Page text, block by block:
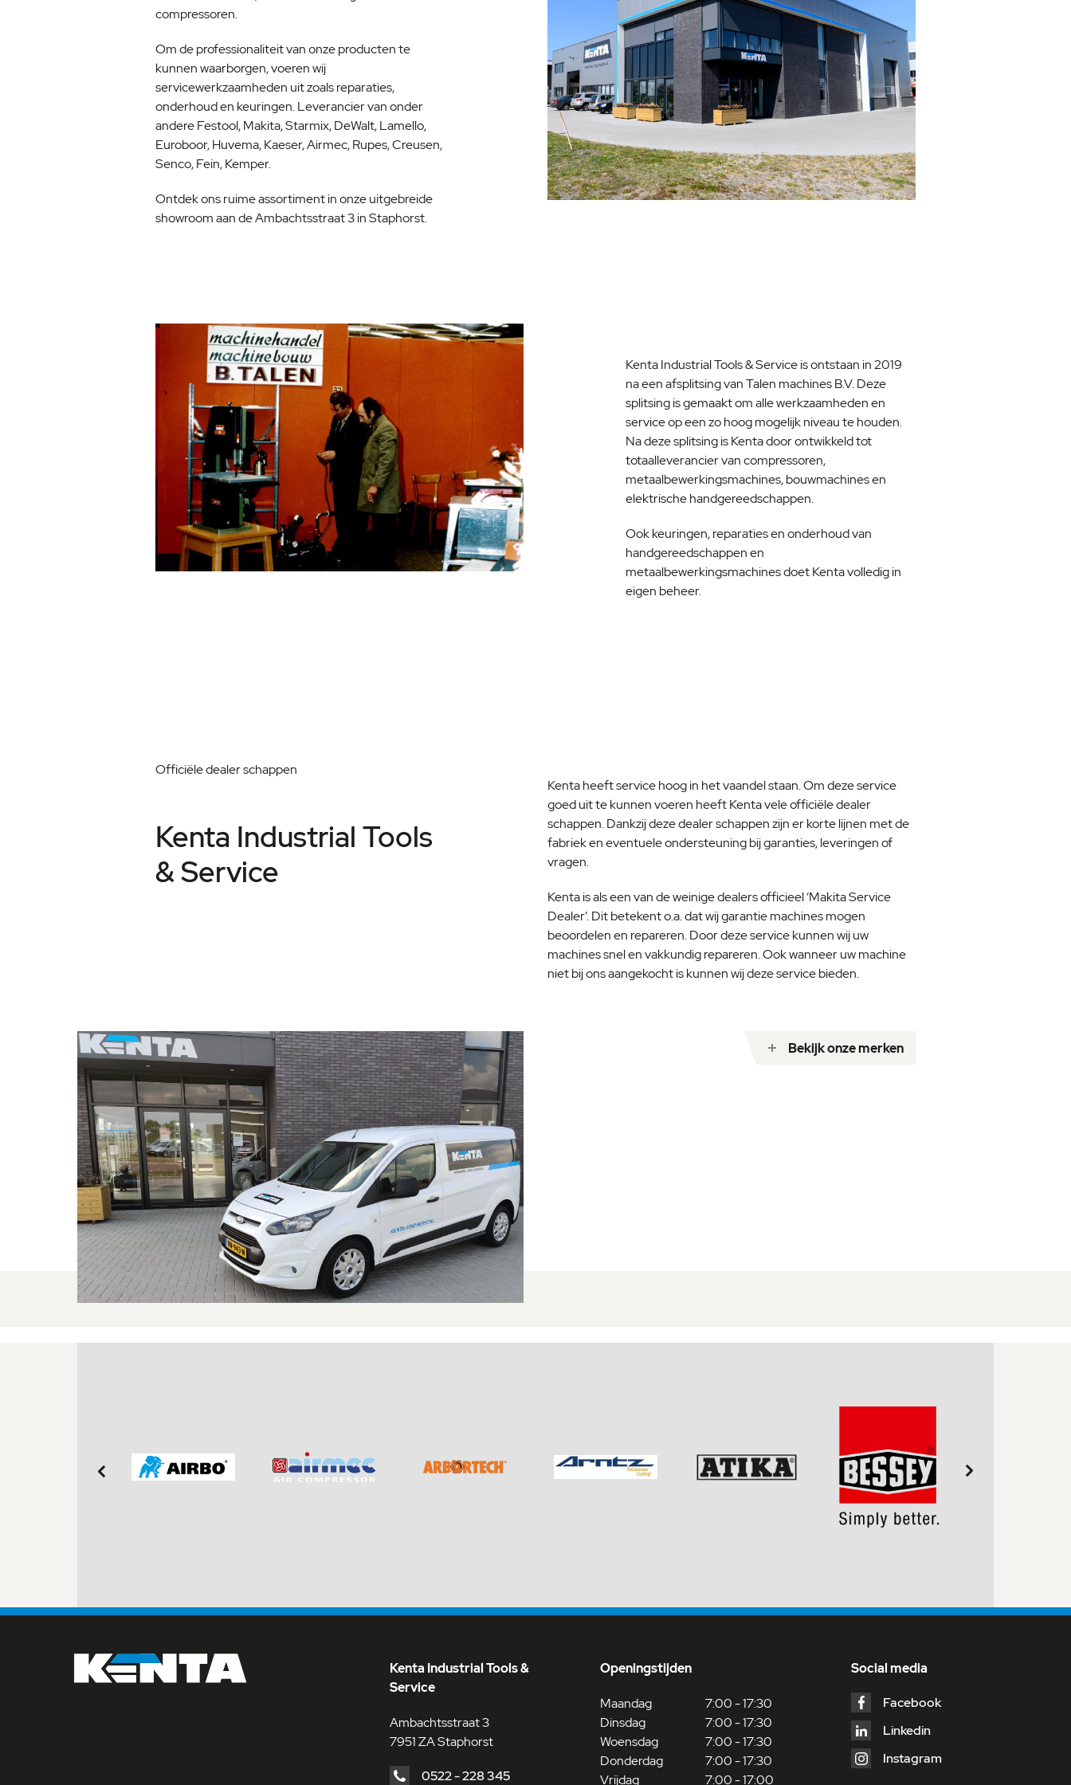
compressoren.
Om de professionaliteit van onze producten te
kunnen waarborgen, voeren wij
servicewerkzaamheden uit zoals reparaties,
onderhoud en keuringen. Leverancier van onder
andere Festool, Makita, Starmix, DeWalt, Lamello,
Euroboor, Huvema, Kaeser, Airmec, Rupes, Creusen,
Senco, Fein, Kemper.
Ontdek ons ruime assortiment in onze uitgebreide
showroom aan de Ambachtsstraat 3 in Staphorst.
Kenta Industrial Tools & Service is ontstaan in 2019
na een afsplitsing van Talen machines B.V. Deze
splitsing is gemaakt om alle werkzaamheden en
service op een zo hoog mogelijk niveau te houden.
Na deze splitsing is Kenta door ontwikkeld tot
totaalleverancier van compressoren,
metaalbewerkingsmachines, bouwmachines en
elektrische handgereedschappen.
Ook keuringen, reparaties en onderhoud van
handgereedschappen en
metaalbewerkingsmachines doet Kenta volledig in
eigen beheer.
Officiële dealer schappen
Kenta Industrial Tools
& Service
Kenta heeft service hoog in het vaandel staan. Om deze service
goed uit te kunnen voeren heeft Kenta vele officiële dealer
schappen. Dankzij deze dealer schappen zijn er korte lijnen met de
fabriek en eventuele ondersteuning bij garanties, leveringen of
vragen.
Kenta is als een van de weinige dealers officieel ‘Makita Service
Dealer’. Dit betekent o.a. dat wij garantie machines mogen
beoordelen en repareren. Door deze service kunnen wij uw
machines snel en vakkundig repareren. Ook wanneer uw machine
niet bij ons aangekocht is kunnen wij deze service bieden.
Bekijk onze merken
Kenta Industrial Tools &
Service
Ambachtsstraat 3
7951 ZA Staphorst
0522 - 228 345
Openingstijden
Maandag
Dinsdag
Woensdag
Donderdag
Vrijdag
7:00 - 17:30
7:00 - 17:30
7:00 - 17:30
7:00 - 17:30
7:00 - 17:00
Social media
Facebook
Linkedin
Instagram